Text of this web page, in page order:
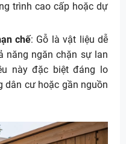
trình cao cấp hoặc dự
chế: Gỗ là vật liệu dễ
năng ngăn chặn sự lan
này đặc biệt đáng lo
dân cư hoặc gần nguồn